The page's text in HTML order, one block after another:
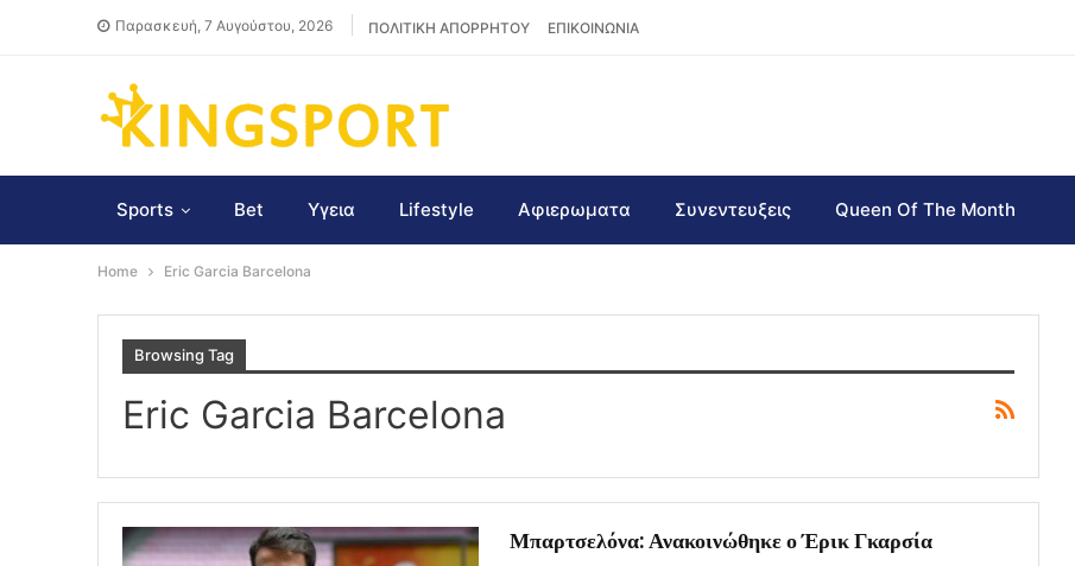
Παρασκευή, 7 Αυγούστου, 2026 ΠΟΛΙΤΙΚΗ ΑΠΟΡΡΗΤΟΥ ΕΠΙΚΟΙΝΩΝΙΑ
Sports Bet Υγεια Lifestyle Αφιερωματα Συνεντευξεις Queen Of The Month
Home Eric Garcia Barcelona
Browsing Tag
Eric Garcia Barcelona
Μπαρτσελόνα: Ανακοινώθηκε ο Έρικ Γκαρσία